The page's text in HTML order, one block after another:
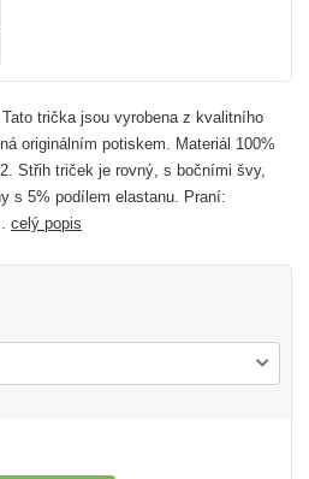
trička jsou vyrobena z kvalitního
originálním potiskem. Materiál 100%
Střih triček je rovný, s bočními švy,
s 5% podílem elastanu. Praní:
celý popis